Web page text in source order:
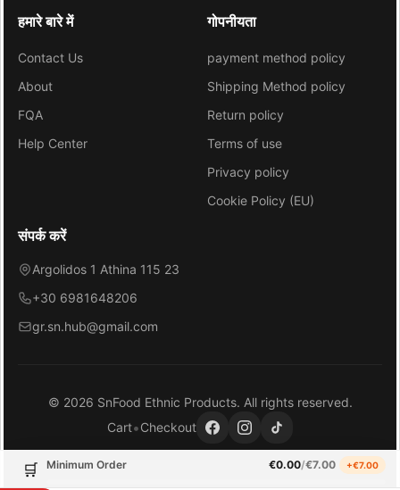
हमारे बारे में
Contact Us
About
FQA
Help Center
गोपनीयता
payment method policy
Shipping Method policy
Return policy
Terms of use
Privacy policy
Cookie Policy (EU)
संपर्क करें
Argolidos 1 Athina 115 23
+30 6981648206
gr.sn.hub@gmail.com
© 2026 SnFood Ethnic Products. All rights reserved.
Cart•Checkout
🛒 Minimum Order €0.00/€7.00 +€7.00